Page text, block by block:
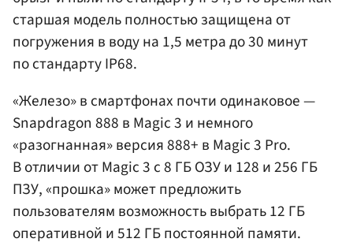
старшая модель полностью защищена от
погружения в воду на 1,5 метра до 30 минут
по стандарту IP68.
«Железо» в смартфонах почти одинаковое —
Snapdragon 888 в Magic 3 и немного
«разогнанная» версия 888+ в Magic 3 Pro.
В отличии от Magic 3 с 8 ГБ ОЗУ и 128 и 256 ГБ
ПЗУ, «прошка» может предложить
пользователям возможность выбрать 12 ГБ
оперативной и 512 ГБ постоянной памяти.